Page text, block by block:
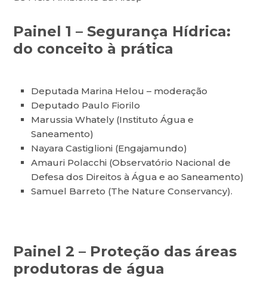
Painel 1 – Segurança Hídrica:
do conceito à prática
Deputada Marina Helou – moderação
Deputado Paulo Fiorilo
Marussia Whately (Instituto Água e
Saneamento)
Nayara Castiglioni (Engajamundo)
Amauri Polacchi (Observatório Nacional de
Defesa dos Direitos à Água e ao Saneamento)
Samuel Barreto (The Nature Conservancy).
​Painel 2 – Proteção das áreas
produtoras de água